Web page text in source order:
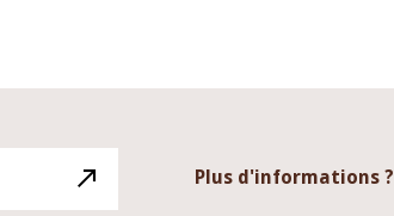
Plus d'informations ?